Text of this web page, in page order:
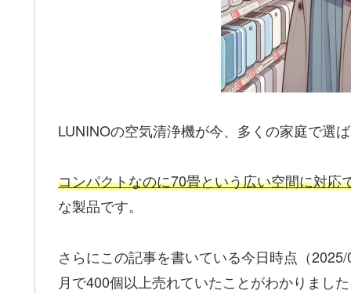
LUNINOの空気清浄機が今、多くの家庭で選
コンパクトなのに70畳という広い空間に対
な製品です。
さらにこの記事を書いている今日時点（
月で400個以上売れていたことがわかりまし